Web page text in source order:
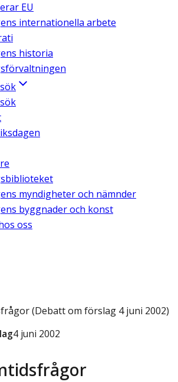
EU
internationella arbete
historia
myndigheter och nämnder
byggnader och konst
oss
(Debatt om förslag 4 juni 2002)
4 juni 2002